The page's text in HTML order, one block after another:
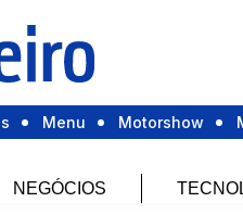
Menu Motorshow
NEGÓCIOS